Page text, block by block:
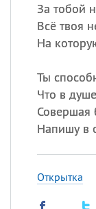
За тобой
Всё твоя
На
Ты
Что в
Совершая
Напишу в
Открытка